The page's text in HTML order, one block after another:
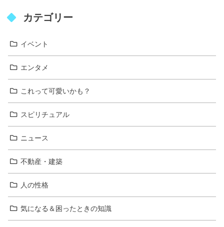
カテゴリー
イベント
エンタメ
これって可愛いかも？
スピリチュアル
ニュース
不動産・建築
人の性格
気になる＆困ったときの知識